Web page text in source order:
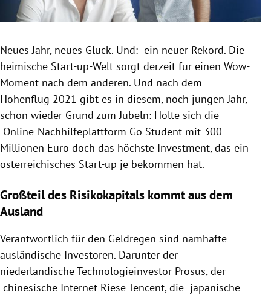
Untermenü
Untermenü
Neues Jahr, neues Glück. Und: ein neuer Rekord. Die
heimische Start-up-Welt sorgt derzeit für einen Wow-
Moment nach dem anderen. Und nach dem
Höhenflug 2021 gibt es in diesem, noch jungen Jahr,
schon wieder Grund zum Jubeln: Holte sich die
Online-Nachhilfeplattform Go Student mit 300
Millionen Euro doch das höchste Investment, das ein
österreichisches Start-up je bekommen hat.
Großteil des Risikokapitals kommt aus dem
Ausland
Verantwortlich für den Geldregen sind namhafte
ausländische Investoren. Darunter der
niederländische Technologieinvestor Prosus, der
chinesische Internet-Riese Tencent, die japanische